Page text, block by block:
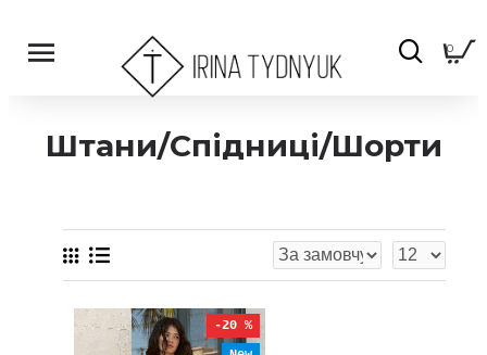
0
Штани/Спідниці/Шорти
-20 %